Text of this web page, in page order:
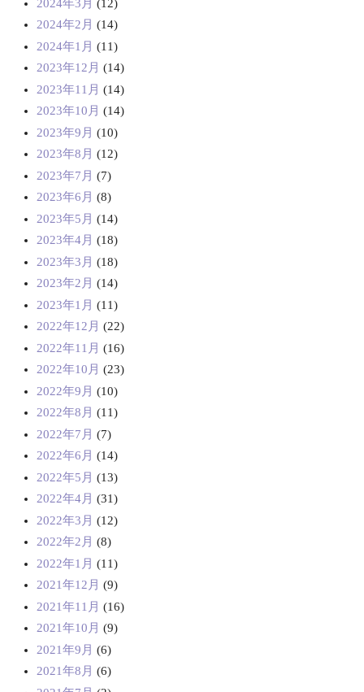
2024年3月 (12)
2024年2月 (14)
2024年1月 (11)
2023年12月 (14)
2023年11月 (14)
2023年10月 (14)
2023年9月 (10)
2023年8月 (12)
2023年7月 (7)
2023年6月 (8)
2023年5月 (14)
2023年4月 (18)
2023年3月 (18)
2023年2月 (14)
2023年1月 (11)
2022年12月 (22)
2022年11月 (16)
2022年10月 (23)
2022年9月 (10)
2022年8月 (11)
2022年7月 (7)
2022年6月 (14)
2022年5月 (13)
2022年4月 (31)
2022年3月 (12)
2022年2月 (8)
2022年1月 (11)
2021年12月 (9)
2021年11月 (16)
2021年10月 (9)
2021年9月 (6)
2021年8月 (6)